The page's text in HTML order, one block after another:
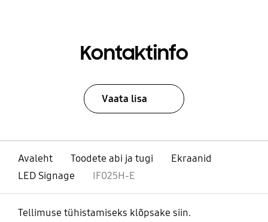
Kontaktinfo
Vaata lisa
Avaleht Toodete abi ja tugi
Ekraanid
LED Signage
IF025H-E
Tellimuse tühistamiseks klõpsake siin.